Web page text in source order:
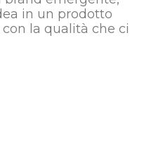
in un prodotto
la qualità che ci